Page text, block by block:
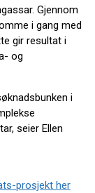
Gjennom
i gang med
gir resultat i
og
i
seier Ellen
prosjekt her